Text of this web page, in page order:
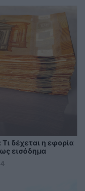
δέχεται η εφορία
εισόδημα